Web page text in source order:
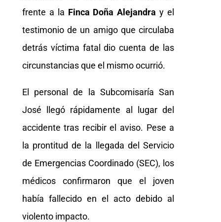
frente a la Finca Doña Alejandra y el
testimonio de un amigo que circulaba
detrás víctima fatal dio cuenta de las
circunstancias que el mismo ocurrió.
El personal de la Subcomisaría San
José llegó rápidamente al lugar del
accidente tras recibir el aviso. Pese a
la prontitud de la llegada del Servicio
de Emergencias Coordinado (SEC), los
médicos confirmaron que el joven
había fallecido en el acto debido al
violento impacto.